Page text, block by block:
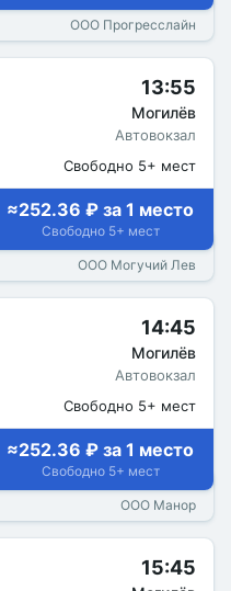
ООО Прогресслайн
13:55
Могилёв
Автовокзал
Свободно 5+ мест
≈252.36 ₽ за 1 место
Свободно 5+ мест
ООО Могучий Лев
14:45
Могилёв
Автовокзал
Свободно 5+ мест
≈252.36 ₽ за 1 место
Свободно 5+ мест
ООО Манор
15:45